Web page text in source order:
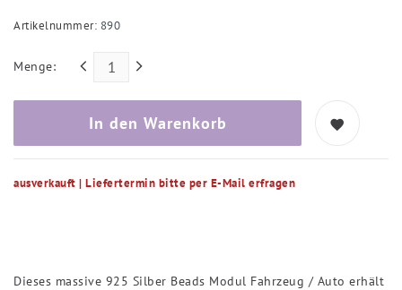
Artikelnummer: 890
Menge:
In den Warenkorb
ausverkauft | Liefertermin bitte per E-Mail erfragen
Dieses massive 925 Silber Beads Modul Fahrzeug / Auto erhält